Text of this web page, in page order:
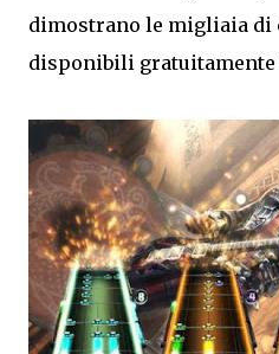
dimostrano le migliaia
disponibili